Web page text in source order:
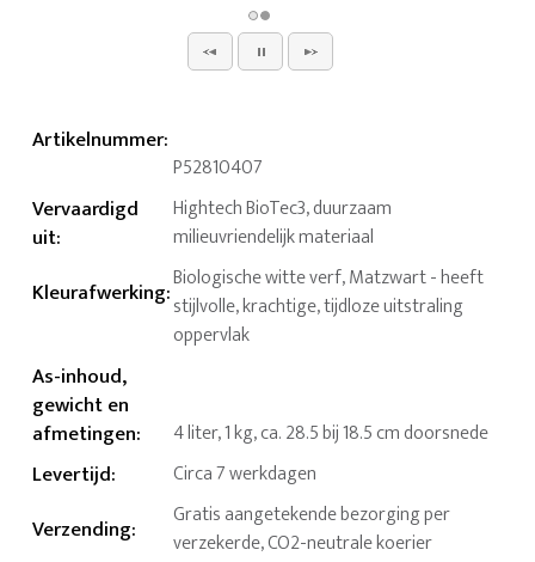
Artikelnummer:
P52810407
Vervaardigd
uit:
Hightech BioTec3, duurzaam
milieuvriendelijk materiaal
Kleurafwerking:Biologische witte verf, Matzwart - heeft
stijlvolle, krachtige, tijdloze uitstraling
oppervlak
As-inhoud,
gewicht en
afmetingen: 4 liter, 1 kg, ca. 28.5 bij 18.5 cm doorsnede
Levertijd: Circa 7 werkdagen
Verzending:
Gratis aangetekende bezorging per
verzekerde, CO2-neutrale koerier